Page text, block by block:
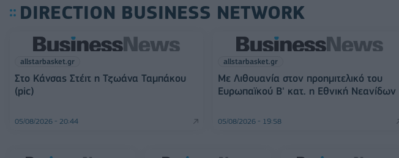
DIRECTION BUSINESS NETWORK
allstarbasket.gr
Στο Κάνσας Στέιτ η Τζωάνα Ταμπάκου
(pic)
05/08/2026 - 20:44
allstarbasket.gr
Με Λιθουανία στον προημιτελικό του
Ευρωπαϊκού Β' κατ. η Εθνική Νεανίδων
05/08/2026 - 19:58